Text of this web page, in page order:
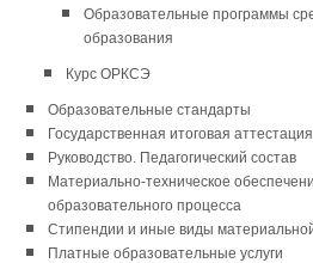
Образовательные программы
образования
Курс ОРКСЭ
Образовательные стандарты
Государственная итоговая аттестация
Руководство. Педагогический состав
Материально-техническое
образовательного процесса
Стипендии и иные виды
Платные образовательные услуги